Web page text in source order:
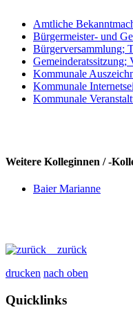
Amtliche
Bürgermeister- und
Bürgerversammlung;
Gemeinderatssitzung;
Kommunale
Kommunale
Kommunale
Weitere Kolleginnen / -
Baier Marianne
zurück
drucken nach oben
Quicklinks